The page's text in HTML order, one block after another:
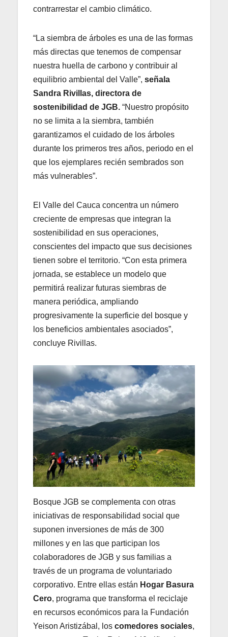
contrarrestar el cambio climático.
“La siembra de árboles es una de las formas
más directas que tenemos de compensar
nuestra huella de carbono y contribuir al
equilibrio ambiental del Valle”, señala
Sandra Rivillas, directora de
sostenibilidad de JGB. “Nuestro propósito
no se limita a la siembra, también
garantizamos el cuidado de los árboles
durante los primeros tres años, periodo en el
que los ejemplares recién sembrados son
más vulnerables”.
El Valle del Cauca concentra un número
creciente de empresas que integran la
sostenibilidad en sus operaciones,
conscientes del impacto que sus decisiones
tienen sobre el territorio. “Con esta primera
jornada, se establece un modelo que
permitirá realizar futuras siembras de
manera periódica, ampliando
progresivamente la superficie del bosque y
los beneficios ambientales asociados”,
concluye Rivillas.
Bosque JGB se complementa con otras
iniciativas de responsabilidad social que
suponen inversiones de más de 300
millones y en las que participan los
colaboradores de JGB y sus familias a
través de un programa de voluntariado
corporativo. Entre ellas están Hogar Basura
Cero, programa que transforma el reciclaje
en recursos económicos para la Fundación
Yeison Aristizábal, los comedores sociales,